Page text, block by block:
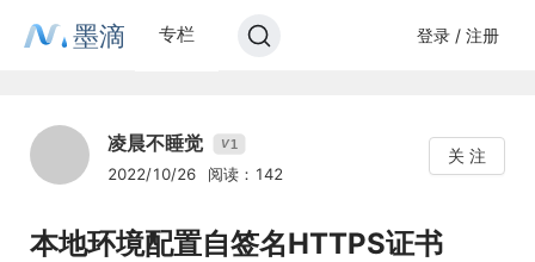
墨滴 专栏 登录 / 注册
凌晨不睡觉 V1
2022/10/26 阅读：142
关 注
本地环境配置自签名HTTPS证书